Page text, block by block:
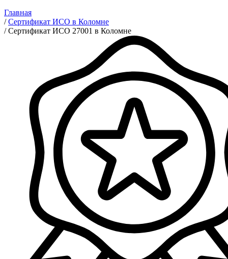
Главная
/Сертификат ИСО в Коломне
/Сертификат ИСО 27001 в Коломне